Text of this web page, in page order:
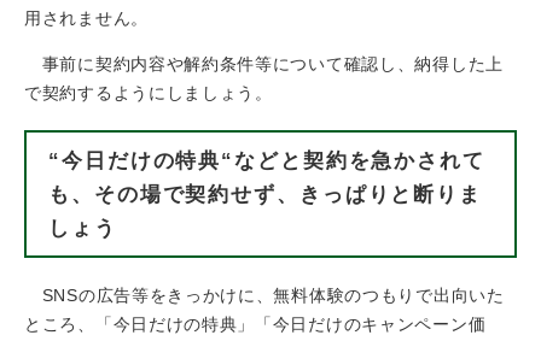
用されません。
事前に契約内容や解約条件等について確認し、納得した上
で契約するようにしましょう。
“今日だけの特典“などと契約を急かされて
も、その場で契約せず、きっぱりと断りま
しょう
SNSの広告等をきっかけに、無料体験のつもりで出向いた
ところ、「今日だけの特典」「今日だけのキャンペーン価